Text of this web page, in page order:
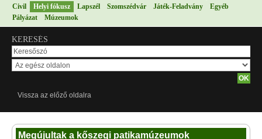
Civil
Helyi fókusz Lapszél Szomszédvár Játék-Feladvány
Egyéb
Pályázat
Múzeumok
KERESÉS
Vissza az előző oldalra
Megújultak a kőszegi patikamúzeumok